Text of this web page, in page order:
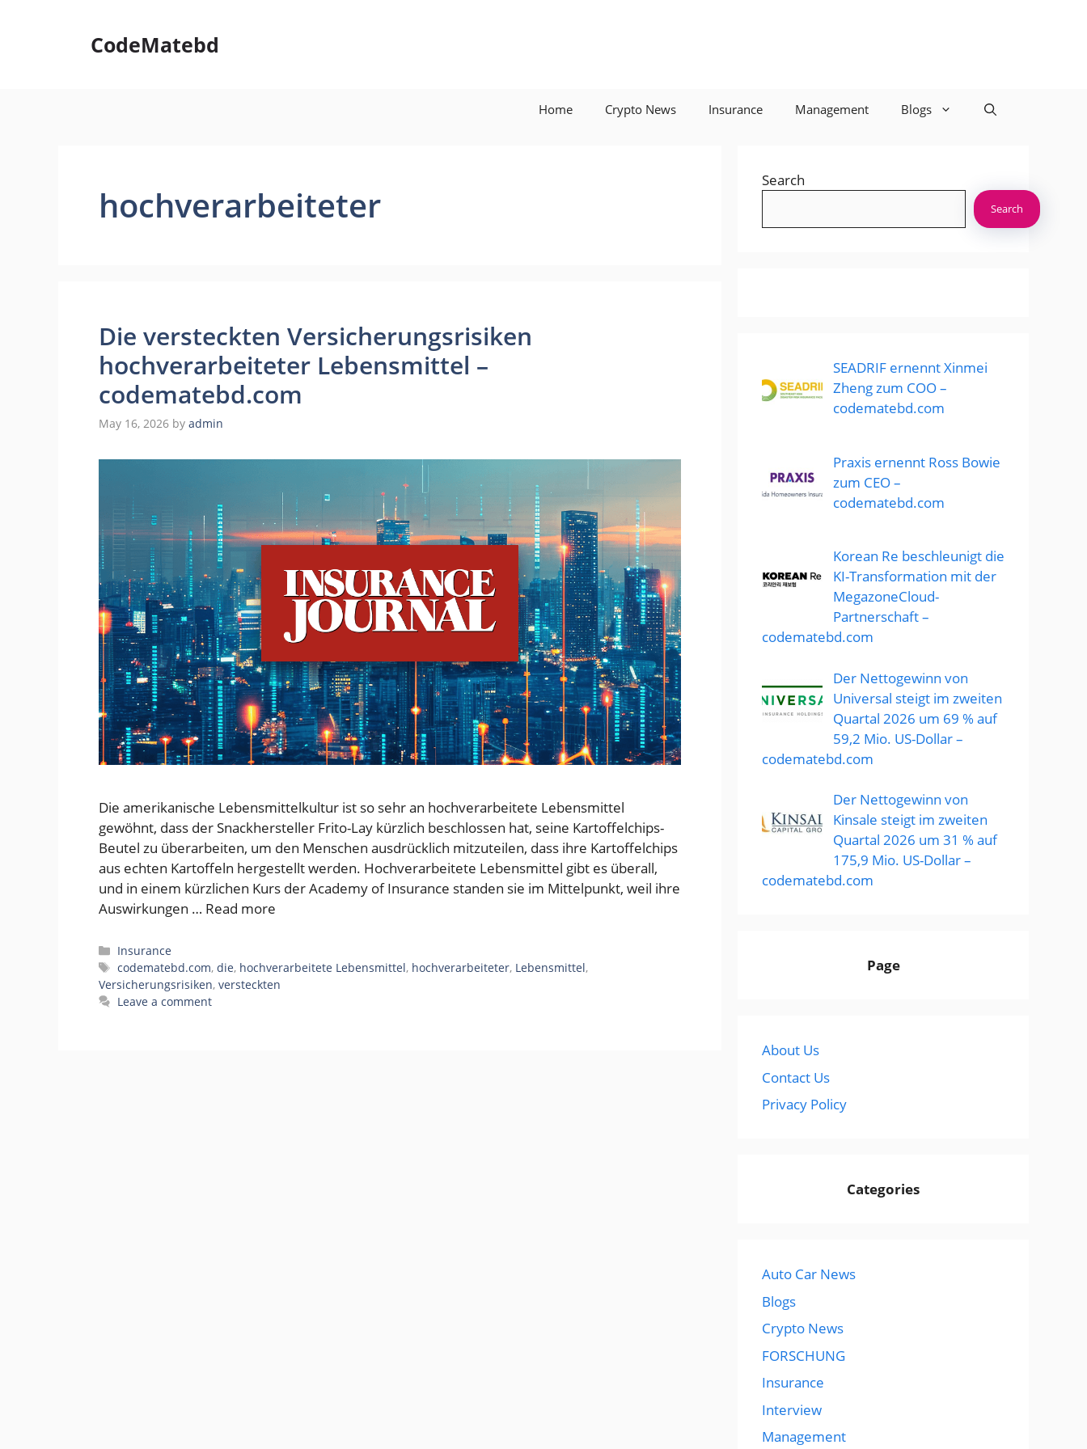
CodeMatebd
Home Crypto News Insurance Management Blogs
hochverarbeiteter
Die versteckten Versicherungsrisiken
hochverarbeiteter Lebensmittel –
codematebd.com
May 16, 2026 by admin
Die amerikanische Lebensmittelkultur ist so sehr an hochverarbeitete Lebensmittel
gewöhnt, dass der Snackhersteller Frito-Lay kürzlich beschlossen hat, seine Kartoffelchips-
Beutel zu überarbeiten, um den Menschen ausdrücklich mitzuteilen, dass ihre Kartoffelchips
aus echten Kartoffeln hergestellt werden. Hochverarbeitete Lebensmittel gibt es überall,
und in einem kürzlichen Kurs der Academy of Insurance standen sie im Mittelpunkt, weil ihre
Auswirkungen … Read more
Categories
Insurance
Tags
codematebd.com,die, hochverarbeitete Lebensmittel, hochverarbeiteter, Lebensmittel,
Versicherungsrisiken, versteckten
Leave a comment
Search
Search
SEADRIF ernennt Xinmei
Zheng zum COO –
codematebd.com
Praxis ernennt Ross Bowie
zum CEO –
codematebd.com
Korean Re beschleunigt die
KI-Transformation mit der
MegazoneCloud-
Partnerschaft –
codematebd.com
Der Nettogewinn von
Universal steigt im zweiten
Quartal 2026 um 69 % auf
59,2 Mio. US-Dollar –
codematebd.com
Der Nettogewinn von
Kinsale steigt im zweiten
Quartal 2026 um 31 % auf
175,9 Mio. US-Dollar –
codematebd.com
Page
About Us
Contact Us
Privacy Policy
Categories
Auto Car News
Blogs
Crypto News
FORSCHUNG
Insurance
Interview
Management